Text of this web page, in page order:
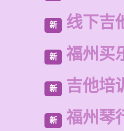
新 线下吉
新 福州买
新 吉他培
新 福州琴